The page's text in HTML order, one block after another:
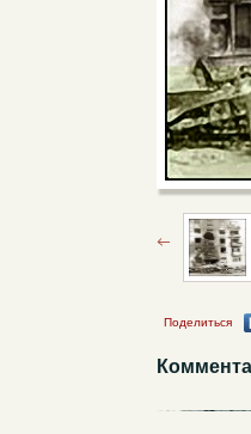
Поделиться